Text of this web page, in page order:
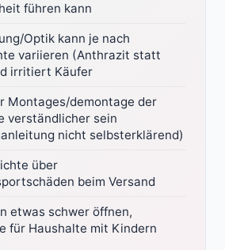
führen kann
Optik kann je nach
variieren (Anthrazit statt
irritiert Käufer
Montages/demontage der
verständlicher sein
nicht selbsterklärend)
über
beim Versand
etwas schwer öffnen,
für Haushalte mit Kindern